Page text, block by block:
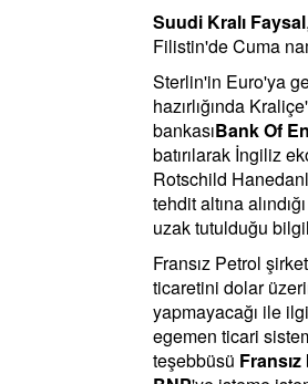
Suudi Kralı Faysal
Filistin'de Cuma
Sterlin'in Euro'ya
hazırlığında
bankasıBank Of
batırılarak İngiliz
Rotschild
tehdit altına
uzak tutulduğu
Fransız Petrol
ticaretini dolar
yapmayacağı ile
egemen ticari
teşebbüsü